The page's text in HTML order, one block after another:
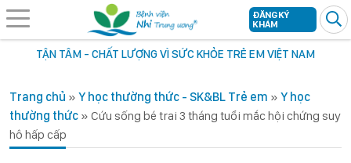
TẬN TÂM - CHẤT LƯỢNG VÌ SỨC KHỎE TRẺ EM VIỆT NAM
ĐĂNG KÝ
KHÁM
Trang chủ » Y học thường thức - SK&BL Trẻ em » Y học
thường thức » Cứu sống bé trai 3 tháng tuổi mắc hội chứng suy
hô hấp cấp